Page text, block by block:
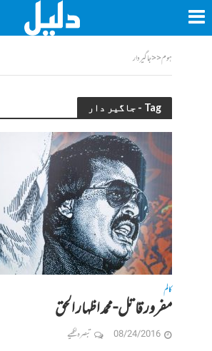
ہوم<<جاگیر دار
Tag - جاگیر دار
کالم
مفرور قاتل-محمد اظہار الحق
08/24/2016 تبصرہ لکھیے